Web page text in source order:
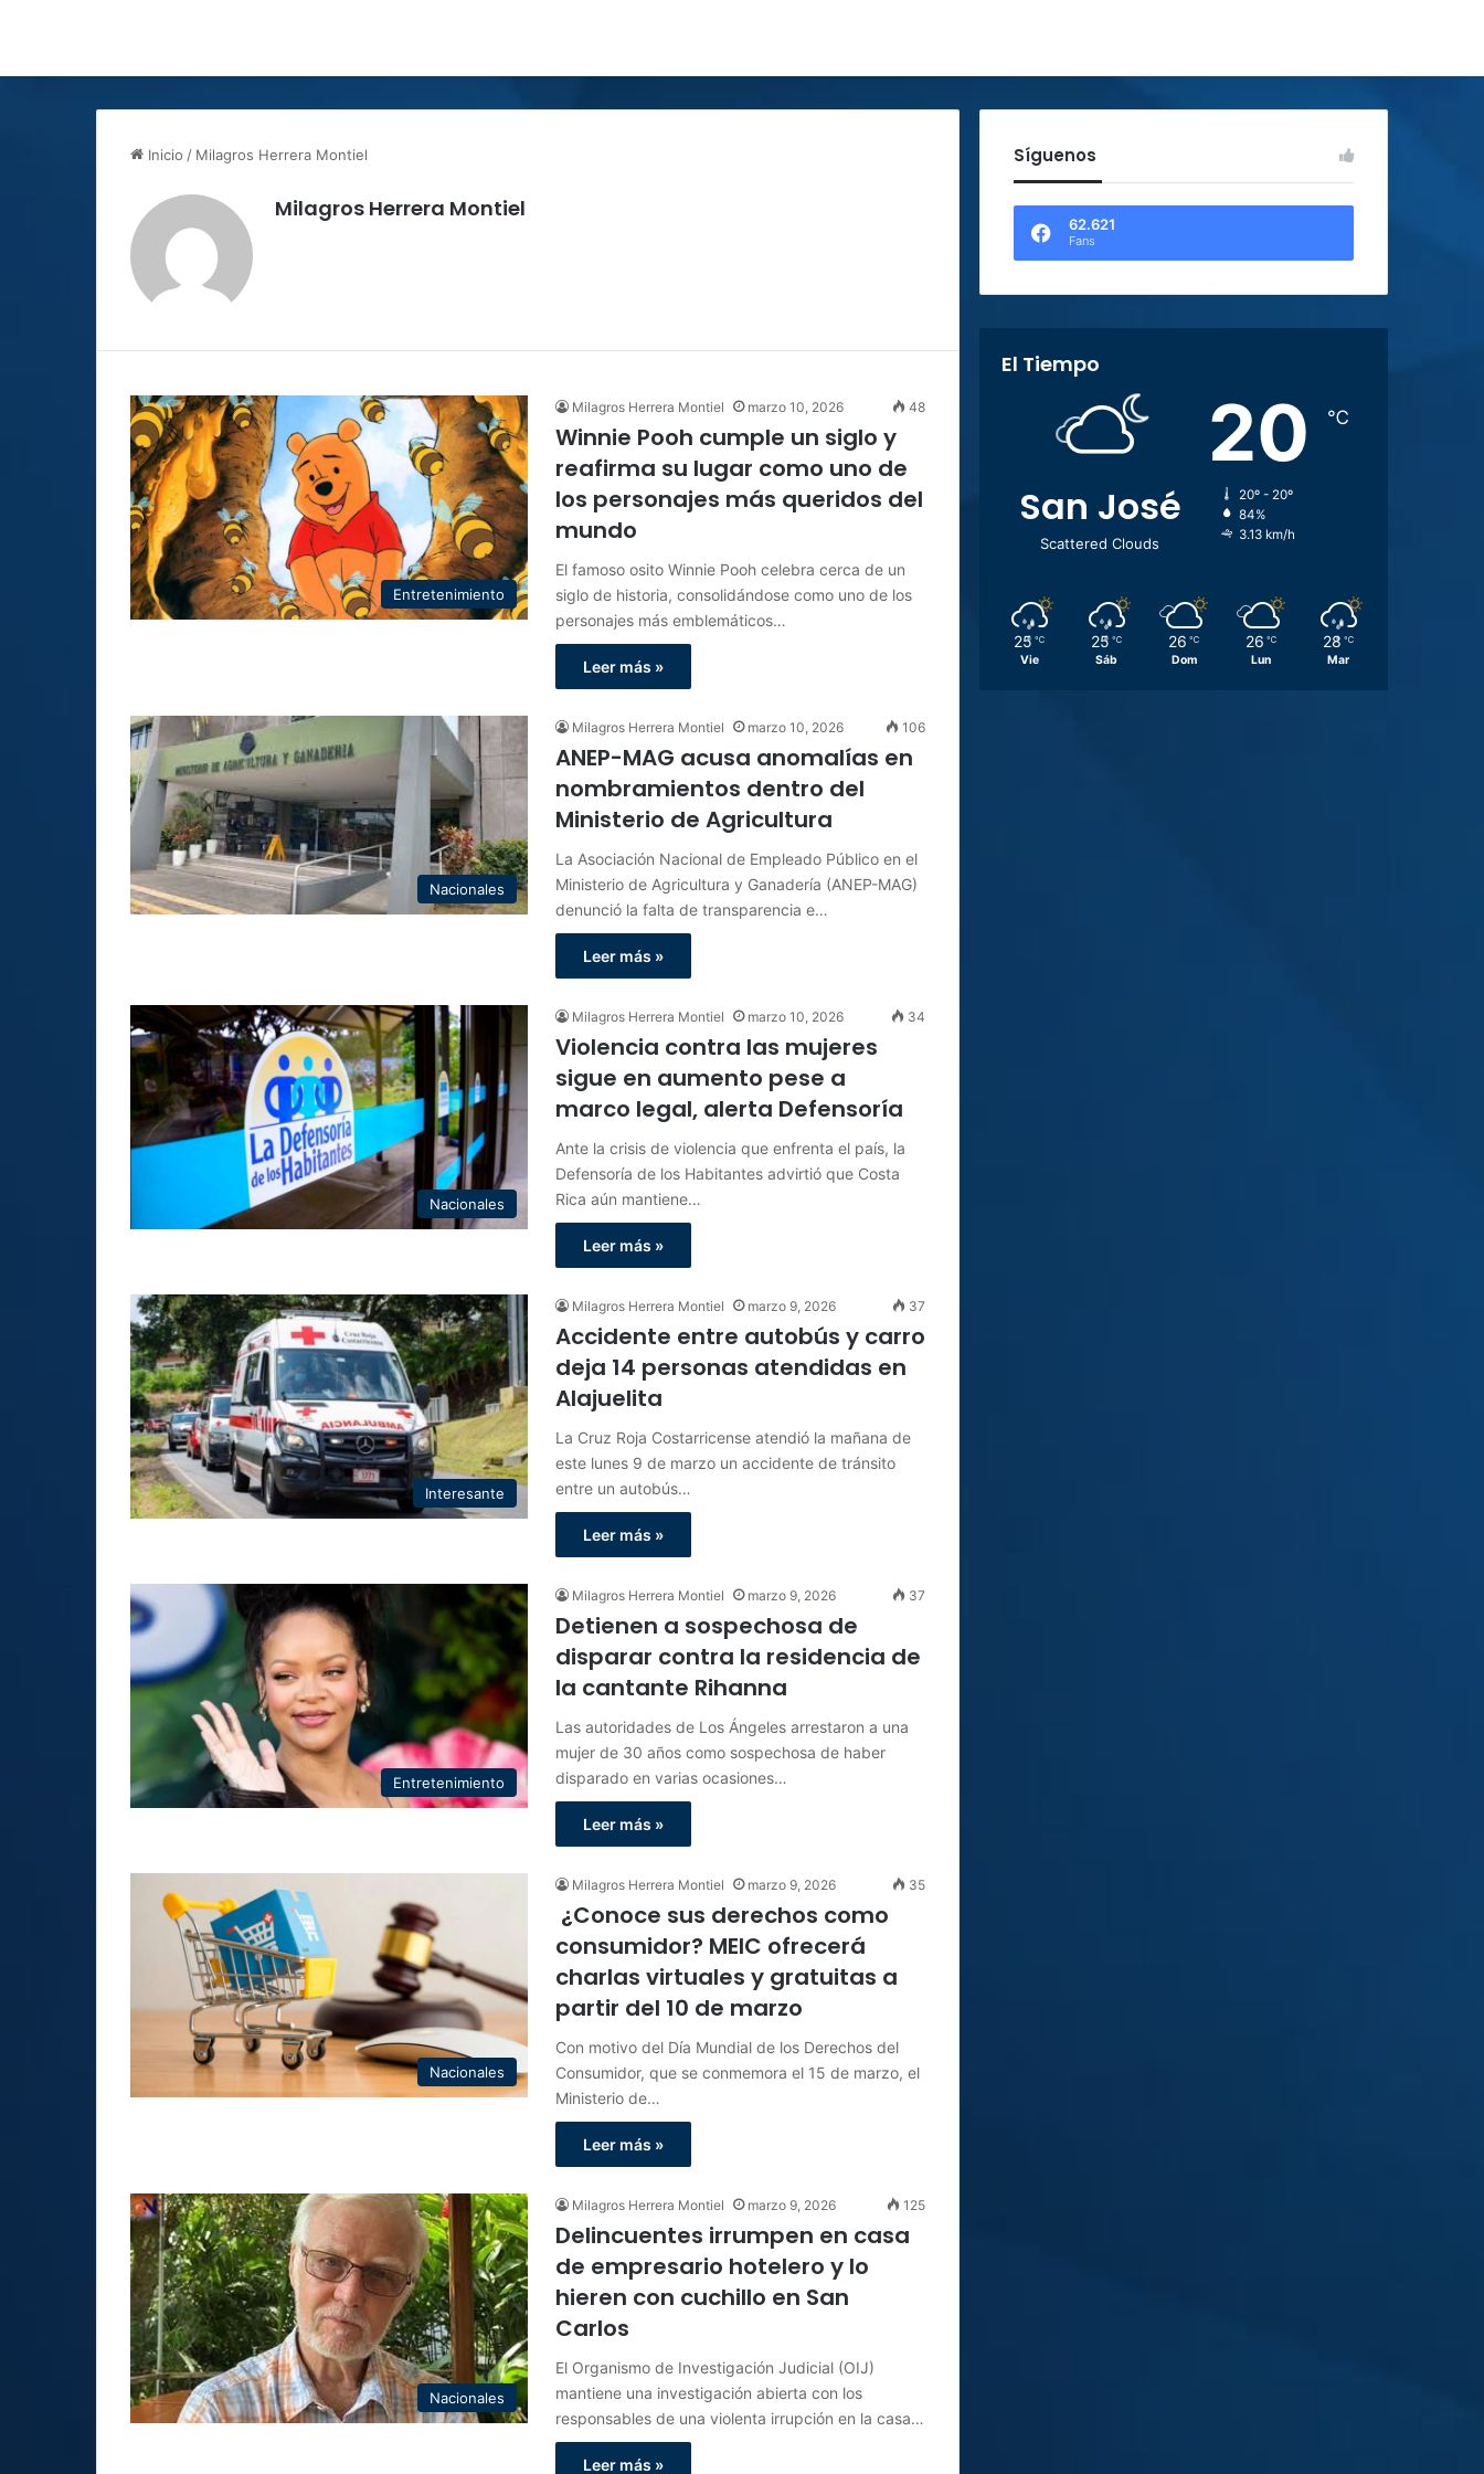
Inicio / Milagros Herrera Montiel
Milagros Herrera Montiel
Entretenimiento
Milagros Herrera Montiel marzo 10, 2026 48
Winnie Pooh cumple un siglo y
reafirma su lugar como uno de
los personajes más queridos del
mundo
El famoso osito Winnie Pooh celebra cerca de un
siglo de historia, consolidándose como uno de los
personajes más emblemáticos…
Leer más »
Nacionales
Milagros Herrera Montiel marzo 10, 2026 106
ANEP-MAG acusa anomalías en
nombramientos dentro del
Ministerio de Agricultura
La Asociación Nacional de Empleado Público en el
Ministerio de Agricultura y Ganadería (ANEP-MAG)
denunció la falta de transparencia e…
Leer más »
Nacionales
Milagros Herrera Montiel marzo 10, 2026 34
Violencia contra las mujeres
sigue en aumento pese a
marco legal, alerta Defensoría
Ante la crisis de violencia que enfrenta el país, la
Defensoría de los Habitantes advirtió que Costa
Rica aún mantiene…
Leer más »
Interesante
Milagros Herrera Montiel marzo 9, 2026 37
Accidente entre autobús y carro
deja 14 personas atendidas en
Alajuelita
La Cruz Roja Costarricense atendió la mañana de
este lunes 9 de marzo un accidente de tránsito
entre un autobús…
Leer más »
Entretenimiento
Milagros Herrera Montiel marzo 9, 2026 37
Detienen a sospechosa de
disparar contra la residencia de
la cantante Rihanna
Las autoridades de Los Ángeles arrestaron a una
mujer de 30 años como sospechosa de haber
disparado en varias ocasiones…
Leer más »
Nacionales
Milagros Herrera Montiel marzo 9, 2026 35
¿Conoce sus derechos como
consumidor? MEIC ofrecerá
charlas virtuales y gratuitas a
partir del 10 de marzo
Con motivo del Día Mundial de los Derechos del
Consumidor, que se conmemora el 15 de marzo, el
Ministerio de…
Leer más »
Nacionales
Milagros Herrera Montiel marzo 9, 2026 125
Delincuentes irrumpen en casa
de empresario hotelero y lo
hieren con cuchillo en San
Carlos
El Organismo de Investigación Judicial (OIJ)
mantiene una investigación abierta con los
responsables de una violenta irrupción en la casa…
Leer más »
Síguenos
62.621
Fans
El Tiempo
San José
Scattered Clouds
20 ℃
20º - 20º
84%
3.13 km/h
25 ℃
Vie
25 ℃
Sáb
26 ℃
Dom
26 ℃
Lun
28 ℃
Mar